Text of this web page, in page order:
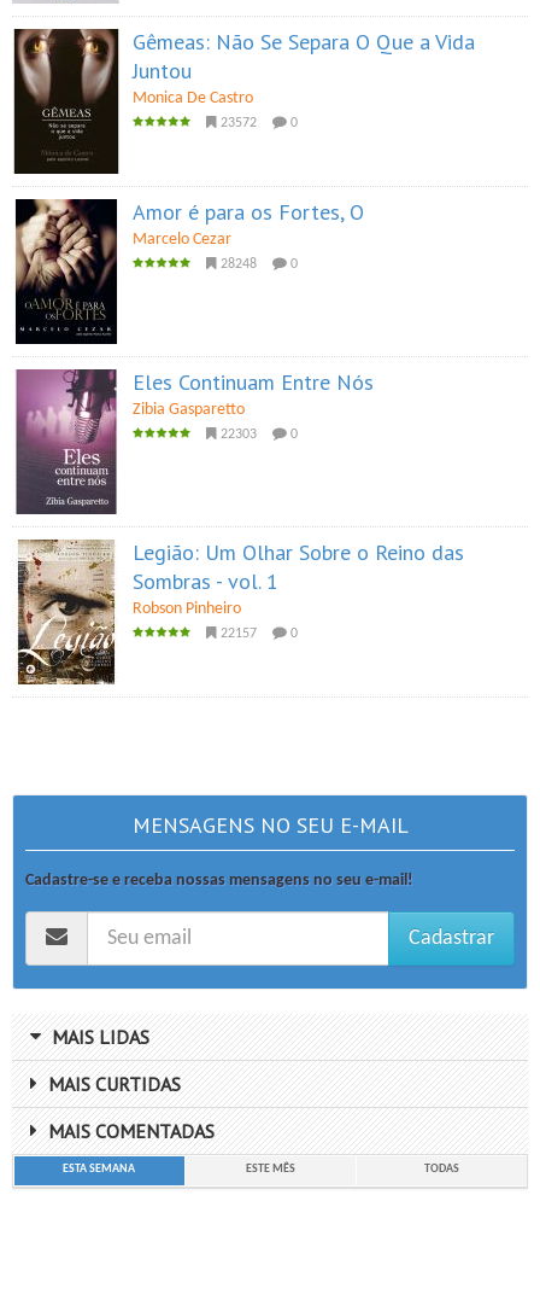
Gêmeas: Não Se Separa O Que a Vida
Juntou
Monica De Castro
23572 0
Amor é para os Fortes, O
Marcelo Cezar
28248 0
Eles Continuam Entre Nós
Zibia Gasparetto
22303 0
Legião: Um Olhar Sobre o Reino das
Sombras - vol. 1
Robson Pinheiro
22157 0
MENSAGENS NO SEU E-MAIL
Cadastre-se e receba nossas mensagens no seu e-mail!
Cadastrar
MAIS LIDAS
MAIS CURTIDAS
MAIS COMENTADAS
ESTA SEMANA ESTE MÊS TODAS